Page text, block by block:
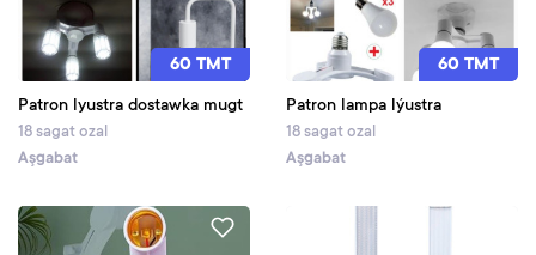
60 TMT
Patron lyustra dostawka mugt
18 sagat ozal
Aşgabat
60 TMT
Patron lampa lýustra
18 sagat ozal
Aşgabat